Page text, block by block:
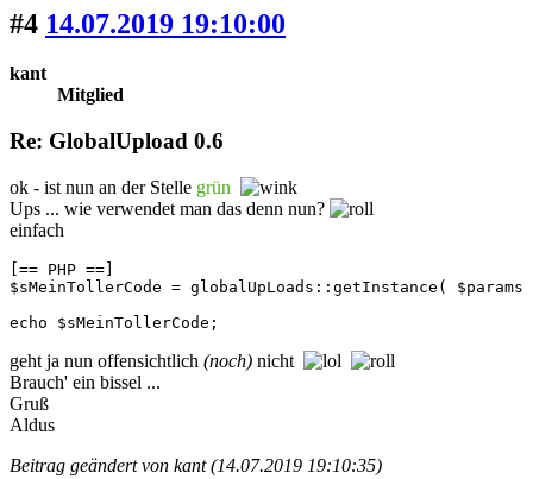
#4 14.07.2019 19:10:00
kant
Mitglied
Re: GlobalUpload 0.6
ok - ist nun an der Stelle grün
Ups ... wie verwendet man das denn nun?
einfach
[== PHP ==]
$sMeinTollerCode = globalUpLoads::getInstance(
echo $sMeinTollerCode;
geht ja nun offensichtlich (noch) nicht
Brauch' ein bissel ...
Gruß
Aldus
Beitrag geändert von kant (14.07.2019 19:10:35)